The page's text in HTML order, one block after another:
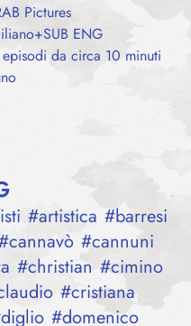
Pictures
ENG
da circa 10 minuti
#artistica #barresi
cannavò #cannuni
#christian #cimino
#cristiana
diglio #domenico